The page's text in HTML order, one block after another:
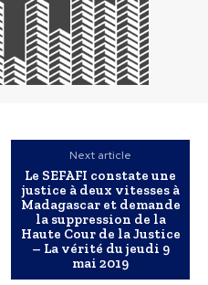
Next article
Le SEFAFI constate une
justice à deux vitesses à
Madagascar et demande
la suppression de la
Haute Cour de la Justice
– La vérité du jeudi 9
mai 2019